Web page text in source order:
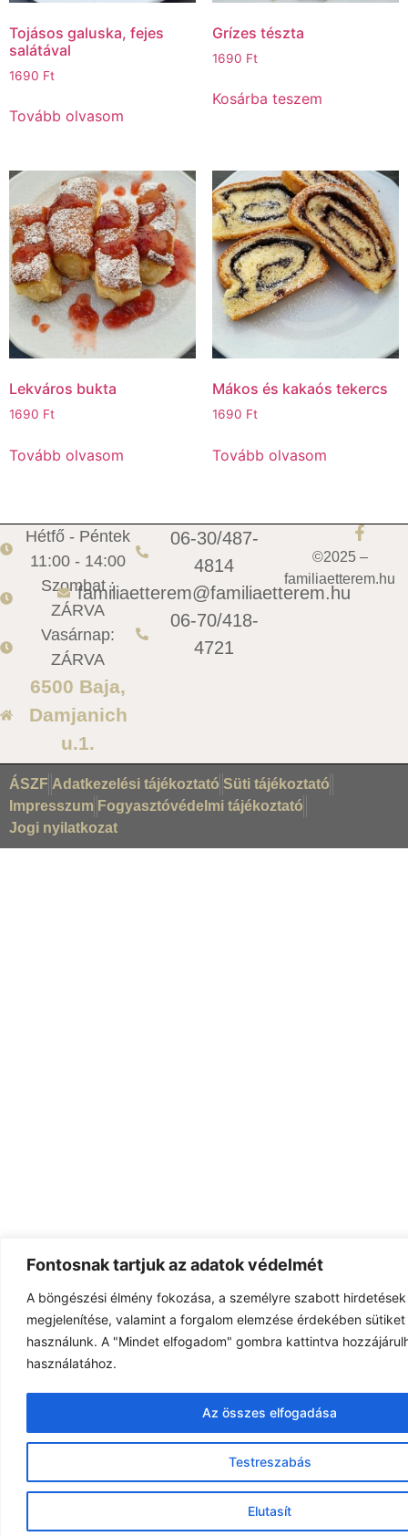
Fontosnak tartjuk az adatok védelmét
A böngészési élmény fokozása, a személyre szabott
megjelenítése, valamint a forgalom elemzése érdekében
használunk. A "Mindet elfogadom" gombra kattintva
használatához.
Testreszabás
Elutasít
Az összes elfogadása
Tojásos galuska, fejes
salátával
1690 Ft
Tovább olvasom
Grízes tészta
1690 Ft
Kosárba teszem
Lekváros bukta
1690 Ft
Tovább olvasom
Mákos és kakaós tekercs
1690 Ft
Tovább olvasom
Hétfő - Péntek
11:00 - 14:00
Szombat :
ZÁRVA
Vasárnap:
ZÁRVA
6500 Baja,
Damjanich
u.1.
06-30/487-
4814
familiaetterem@familiaetterem.hu
06-70/418-
4721
©2025 –
familiaetterem.hu
ÁSZF Adatkezelési tájékoztató Süti tájékoztató
Impresszum Fogyasztóvédelmi tájékoztató
Jogi nyilatkozat